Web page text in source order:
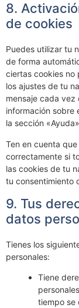
8.
de cookies
Puedes utilizar tu
de forma
ciertas cookies no
los ajustes de tu
mensaje cada vez
información sobre
la sección
Ten en cuenta
correctamente si
las cookies de tu
tu consentimiento
9. Tus
datos
Tienes los
personales:
Tiene
tiempo se